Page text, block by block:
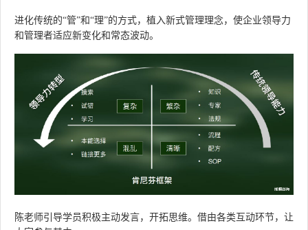
进化传统的“管”和“理”的方式，植入新式管理理念，使企业领导力
和管理者适应新变化和常态波动。
陈老师引导学员积极主动发言，开拓思维。 借由各类互动环节，让